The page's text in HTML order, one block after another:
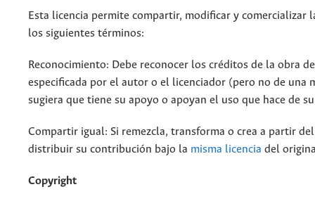
Esta licencia permite compartir, modificar y comercializar
los siguientes términos:
Reconocimiento: Debe reconocer los créditos de la obra
especificada por el autor o el licenciador (pero no de una
sugiera que tiene su apoyo o apoyan el uso que hace de
Compartir igual: Si remezcla, transforma o crea a partir
distribuir su contribución bajo la misma licencia del
Copyright